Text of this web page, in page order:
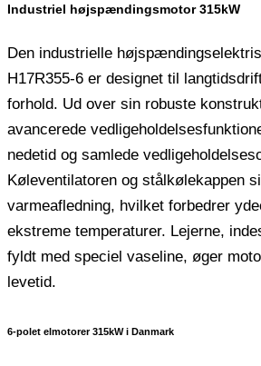
Industriel højspændingsmotor 315kW
Den industrielle
H17R355-6 er designet til
forhold. Ud over sin robuste
avancerede
nedetid og samlede
Køleventilatoren og stålkølekappen
varmeafledning, hvilket forbedrer
ekstreme temperaturer. Lejerne,
fyldt med speciel vaseline, øger
levetid.
6-polet elmotorer 315kW i Danmark